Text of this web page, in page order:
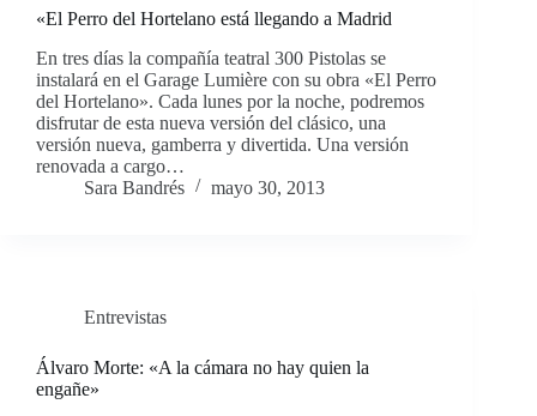
«El Perro del Hortelano está llegando a Madrid
En tres días la compañía teatral 300 Pistolas se
instalará en el Garage Lumière con su obra «El Perro
del Hortelano». Cada lunes por la noche, podremos
disfrutar de esta nueva versión del clásico, una
versión nueva, gamberra y divertida. Una versión
renovada a cargo…
Sara Bandrés
mayo 30, 2013
Entrevistas
Álvaro Morte: «A la cámara no hay quien la
engañe»